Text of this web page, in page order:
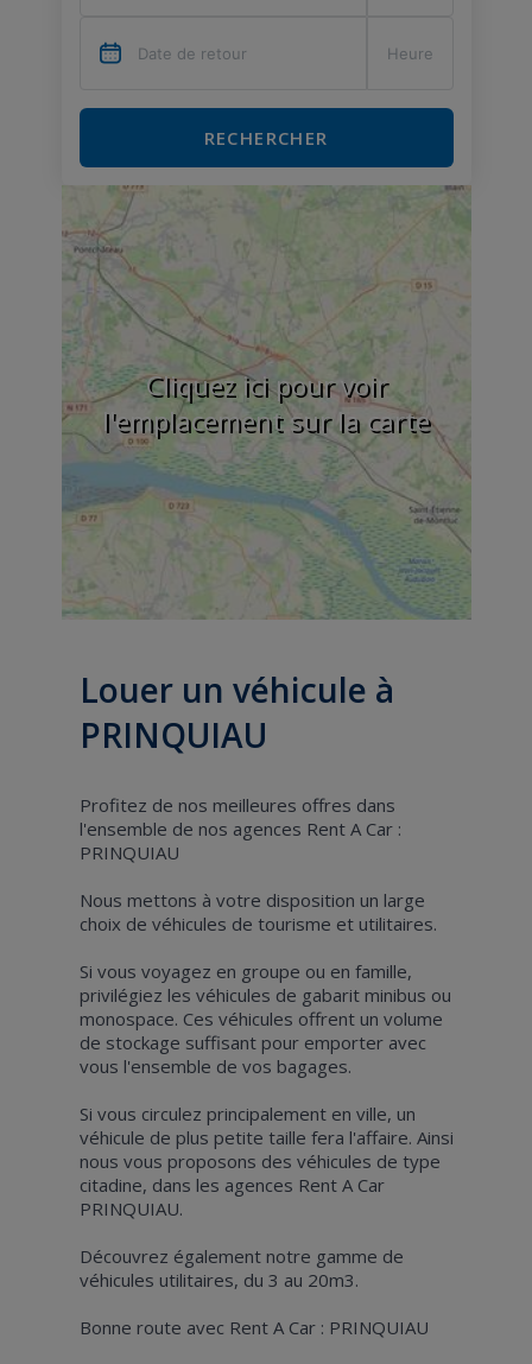
RECHERCHER
Cliquez ici pour voir
l'emplacement sur la carte
Louer un véhicule à
PRINQUIAU
Profitez de nos meilleures offres dans
l'ensemble de nos agences Rent A Car :
PRINQUIAU
Nous mettons à votre disposition un large
choix de véhicules de tourisme et utilitaires.
Si vous voyagez en groupe ou en famille,
privilégiez les véhicules de gabarit minibus ou
monospace. Ces véhicules offrent un volume
de stockage suffisant pour emporter avec
vous l'ensemble de vos bagages.
Si vous circulez principalement en ville, un
véhicule de plus petite taille fera l'affaire. Ainsi
nous vous proposons des véhicules de type
citadine, dans les agences Rent A Car
PRINQUIAU.
Découvrez également notre gamme de
véhicules utilitaires, du 3 au 20m3.
Bonne route avec Rent A Car : PRINQUIAU